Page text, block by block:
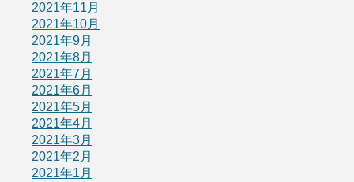
2021年11月
2021年10月
2021年9月
2021年8月
2021年7月
2021年6月
2021年5月
2021年4月
2021年3月
2021年2月
2021年1月